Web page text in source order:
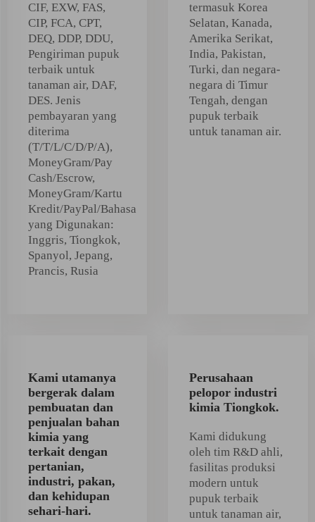
CIF, EXW, FAS,
CIP, FCA, CPT,
DEQ, DDP, DDU,
Pengiriman pupuk
terbaik untuk
tanaman air, DAF,
DES. Jenis
pembayaran yang
diterima
(T/T/L/C/D/P/A),
MoneyGram/Pay
Cash/Escrow,
MoneyGram/Kartu
Kredit/PayPal/Bahasa
yang Digunakan:
Inggris, Tiongkok,
Spanyol, Jepang,
Prancis, Rusia
termasuk Korea
Selatan, Kanada,
Amerika Serikat,
India, Pakistan,
Turki, dan negara-
negara di Timur
Tengah, dengan
pupuk terbaik
untuk tanaman air.
Kami utamanya
bergerak dalam
pembuatan dan
penjualan bahan
kimia yang
terkait dengan
pertanian,
industri, pakan,
dan kehidupan
sehari-hari.
Perusahaan
pelopor industri
kimia Tiongkok.
Kami didukung
oleh tim R&D ahli,
fasilitas produksi
modern untuk
pupuk terbaik
untuk tanaman air,